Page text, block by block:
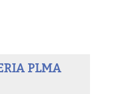
PLMA